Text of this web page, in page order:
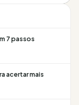
7 passos
acertar mais